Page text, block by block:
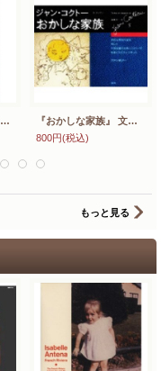
乾いた花 【DVD】 新品 篠田正浩 1964年 池部良 加賀まりこ 原作：石原慎太郎 音楽：武満徹 高橋悠治 日本映画
『おかしな家族』 文・デッサン：ジャン・コクトー 訳：高橋洋一 講談社 絶版
800円(税込)
もっと見る